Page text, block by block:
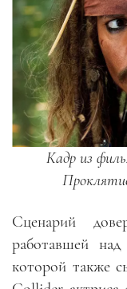
Кадр из
Сценарий
работавшей
которой также